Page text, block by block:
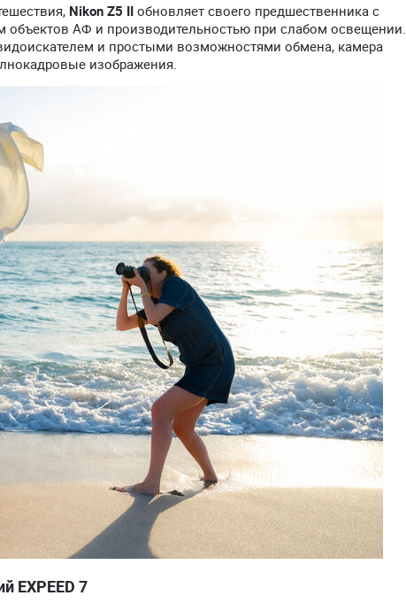
Nikon Z5 II обновляет своего предшественника с
объектов АФ и производительностью при слабом
и простыми возможностями обмена, камера
изображения.
EXPEED 7